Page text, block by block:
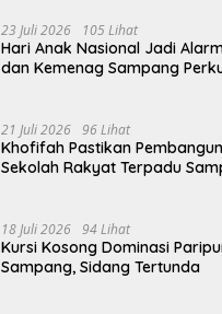
23 Juli 2026 105 Lihat
Hari Anak Nasional Jadi
dan Kemenag Sampang
21 Juli 2026 96 Lihat
Khofifah Pastikan
Sekolah Rakyat Terpadu
18 Juli 2026 94 Lihat
Kursi Kosong Dominasi
Sampang, Sidang Tertunda